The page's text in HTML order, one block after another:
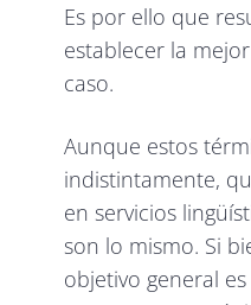
Es por ello que
establecer la
caso.
Aunque estos
indistintamente,
en servicios
son lo mismo. Si
objetivo general